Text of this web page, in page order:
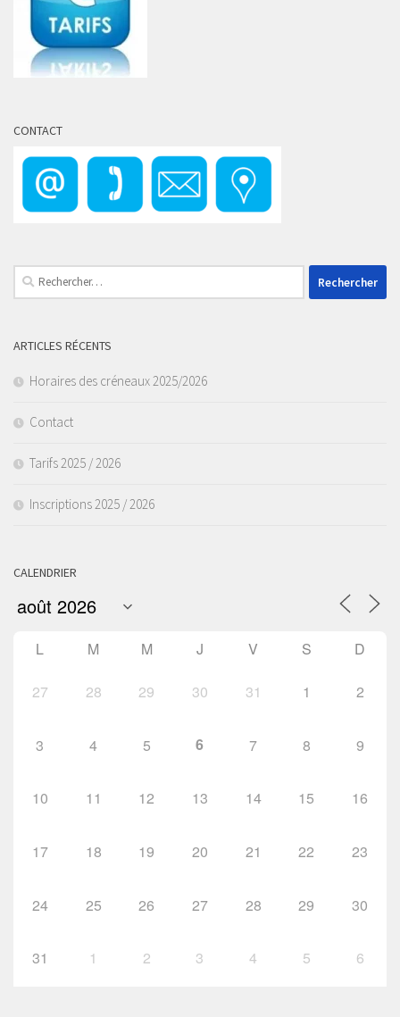
CONTACT
Rechercher :
ARTICLES RÉCENTS
Horaires des créneaux 2025/2026
Contact
Tarifs 2025 / 2026
Inscriptions 2025 / 2026
CALENDRIER
L M M J V S D
27 28 29 30 31 1 2
3 4 5 6 7 8 9
10 11 12 13 14 15 16
17 18 19 20 21 22 23
24 25 26 27 28 29 30
31 1 2 3 4 5 6